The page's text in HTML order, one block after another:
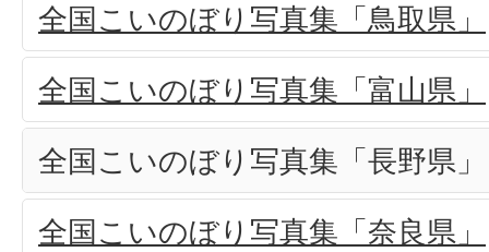
全国こいのぼり写真集「鳥取県」
全国こいのぼり写真集「富山県」
全国こいのぼり写真集「長野県」
全国こいのぼり写真集「奈良県」